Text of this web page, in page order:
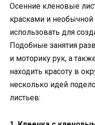
Осенние кленовые
красками и
использовать для
Подобные занятия
и моторику рук, а
находить красоту в
несколько идей
листьев: